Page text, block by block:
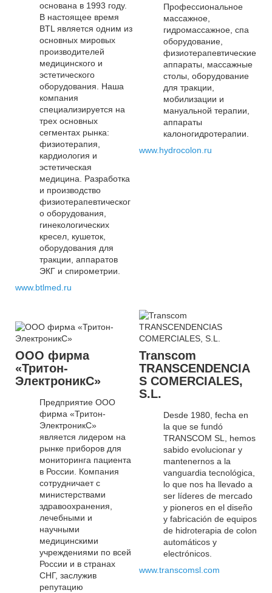
основана в 1993 году.
В настоящее время
BTL является одним из
основных мировых
производителей
медицинского и
эстетического
оборудования. Наша
компания
специализируется на
трех основных
сегментах рынка:
физиотерапия,
кардиология и
эстетическая
медицина. Разработка
и производство
физиотерапевтическог
о оборудования,
гинекологических
кресел, кушеток,
оборудования для
тракции, аппаратов
ЭКГ и спирометрии.
www.btlmed.ru
Профессиональное
массажное,
гидромассажное, спа
оборудование,
физиотерапевтические
аппараты, массажные
столы, оборудование
для тракции,
мобилизации и
мануальной терапии,
аппараты
калоногидротерапии.
www.hydrocolon.ru
ООО фирма
«Тритон-
ЭлектроникС»
Предприятие ООО
фирма «Тритон-
ЭлектроникС»
является лидером на
рынке приборов для
мониторинга пациента
в России. Компания
сотрудничает с
министерствами
здравоохранения,
лечебными и
научными
медицинскими
учреждениями по всей
России и в странах
СНГ, заслужив
репутацию
Transcom
TRANSCENDENCIA
S COMERCIALES,
S.L.
Desde 1980, fecha en
la que se fundó
TRANSCOM SL, hemos
sabido evolucionar y
mantenernos a la
vanguardia tecnológica,
lo que nos ha llevado a
ser líderes de mercado
y pioneros en el diseño
y fabricación de equipos
de hidroterapia de colon
automáticos y
electrónicos.
www.transcomsl.com